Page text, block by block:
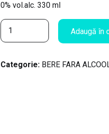
0% vol.alc. 330 ml
C
a
t
Adaugă în
Categorie: BERE FARA